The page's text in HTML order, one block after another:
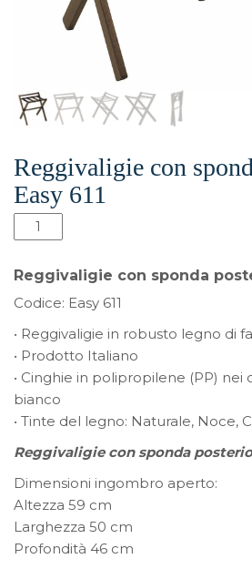
Reggivaligie con
Easy 611
Reggivaligie
con
sponda
posteriore
Easy
611
quantità
Reggivaligie con sponda
Codice: Easy 611
• Reggivaligie in robusto legno di
• Prodotto Italiano
• Cinghie in polipropilene (PP)
bianco
• Tinte del legno: Naturale, Noce,
Reggivaligie con sponda
Dimensioni ingombro aperto:
Altezza 59 cm
Larghezza 50 cm
Profondità 46 cm